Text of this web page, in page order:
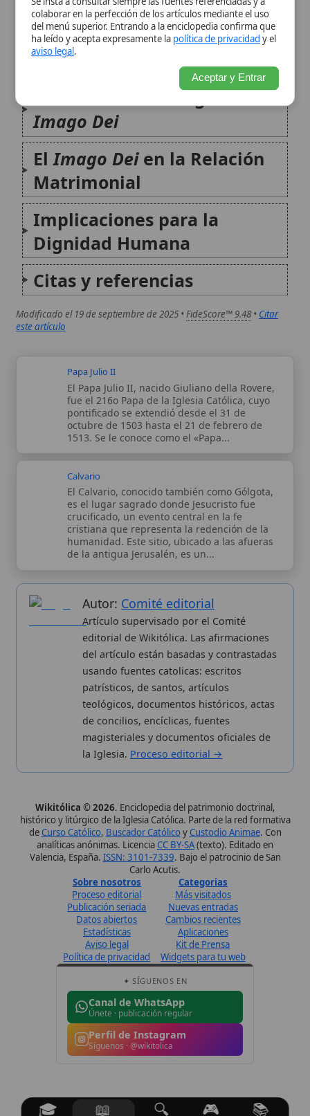
ElImago Deien la Relación
Matrimonial
Implicaciones para la
Citas y referencias
Modificado el 19 de septiembre de 2025 • FideScore™ 9.48•Citar
este artículo
Papa Julio II
El Papa Julio II, nacido Giuliano della Rovere,
fue el 216o Papa de la Iglesia Católica, cuyo
pontificado se extendió desde el 31 de
octubre de 1503 hasta el 21 de febrero de
1513. Se le conoce como el «Papa...
Calvario
El Calvario, conocido también como Gólgota,
es el lugar sagrado donde Jesucristo fue
humanidad. Este sitio, ubicado a las afueras
de la antigua Jerusalén, es un...
Autor:Comité editorial
Artículo supervisado por el Comité
del artículo están basadas y contrastadas
usando fuentes catolicas: escritos
patrísticos, de santos, artículos
teológicos, documentos históricos, actas
de concilios, encíclicas, fuentes
magisteriales y documentos oficiales de
la Iglesia.Proceso editorial →
Wikitólica © 2026. Enciclopedia del patrimonio doctrinal,
histórico y litúrgico de la Iglesia Católica. Parte de la red formativa
,Buscador Católico yCustodio Animae . Con
analíticas anónimas. LicenciaCC BY-SA(texto). Editado en
Valencia, España.ISSN: 3101-7339. Bajo el patrocinio de San
Carlo Acutis.
Sobre nosotros
Proceso editorial
Publicación seriada
Datos abiertos
Estadísticas
Aviso legal
Política de privacidad
Categorias
Más visitados
Nuevas entradas
Aplicaciones
Kit de Prensa
Widgets para tu web
Perfil de Instagram
Síguenos · @wikitolica